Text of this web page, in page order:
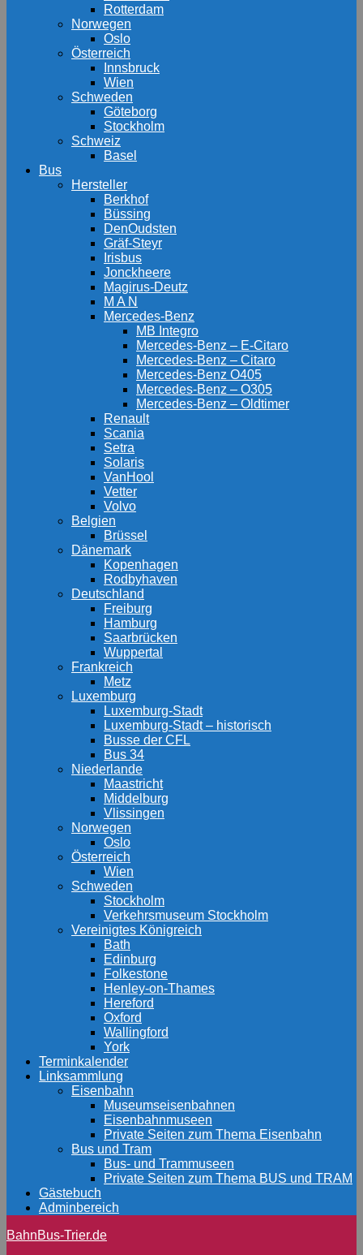
Rotterdam
Norwegen
Oslo
Österreich
Innsbruck
Wien
Schweden
Göteborg
Stockholm
Schweiz
Basel
Bus
Hersteller
Berkhof
Büssing
DenOudsten
Gräf-Steyr
Irisbus
Jonckheere
Magirus-Deutz
M A N
Mercedes-Benz
MB Integro
Mercedes-Benz – E-Citaro
Mercedes-Benz – Citaro
Mercedes-Benz O405
Mercedes-Benz – O305
Mercedes-Benz – Oldtimer
Renault
Scania
Setra
Solaris
VanHool
Vetter
Volvo
Belgien
Brüssel
Dänemark
Kopenhagen
Rodbyhaven
Deutschland
Freiburg
Hamburg
Saarbrücken
Wuppertal
Frankreich
Metz
Luxemburg
Luxemburg-Stadt
Luxemburg-Stadt – historisch
Busse der CFL
Bus 34
Niederlande
Maastricht
Middelburg
Vlissingen
Norwegen
Oslo
Österreich
Wien
Schweden
Stockholm
Verkehrsmuseum Stockholm
Vereinigtes Königreich
Bath
Edinburg
Folkestone
Henley-on-Thames
Hereford
Oxford
Wallingford
York
Terminkalender
Linksammlung
Eisenbahn
Museumseisenbahnen
Eisenbahnmuseen
Private Seiten zum Thema Eisenbahn
Bus und Tram
Bus- und Trammuseen
Private Seiten zum Thema BUS und TRAM
Gästebuch
Adminbereich
BahnBus-Trier.de